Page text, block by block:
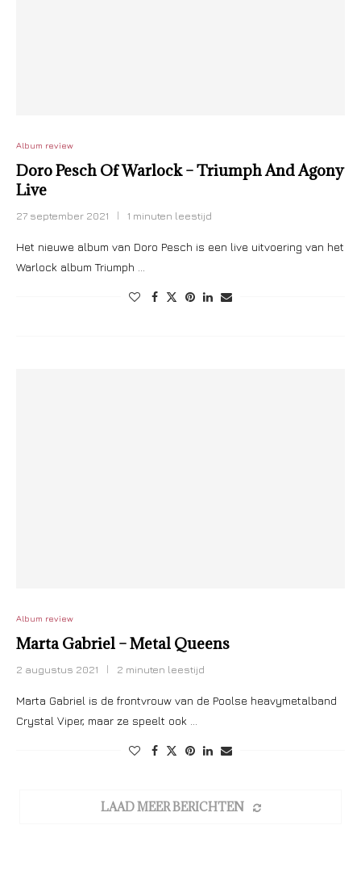
Album review
Doro Pesch Of Warlock – Triumph And Agony
Live
27 september 2021 1 minuten leestijd
Het nieuwe album van Doro Pesch is een live uitvoering van het
Warlock album Triumph …
Album review
Marta Gabriel – Metal Queens
2 augustus 2021 2 minuten leestijd
Marta Gabriel is de frontvrouw van de Poolse heavymetalband
Crystal Viper, maar ze speelt ook …
LAAD MEER BERICHTEN